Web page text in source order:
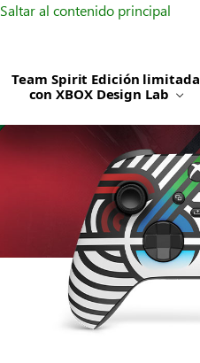
Saltar al contenido principal
Team Spirit Edición limitada
con XBOX Design Lab